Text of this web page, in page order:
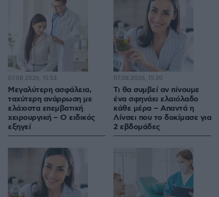
Μεγαλύτερη ασφάλεια,
ταχύτερη ανάρρωση με
ελάχιστα επεμβατική
χειρουργική – Ο ειδικός
εξηγεί
07.08.2026, 15:53
Τι θα συμβεί αν πίνουμε
ένα σφηνάκι ελαιόλαδο
κάθε μέρα – Απαντά η
Λίνσει που το δοκίμασε για
2 εβδομάδες
07.08.2026, 15:20